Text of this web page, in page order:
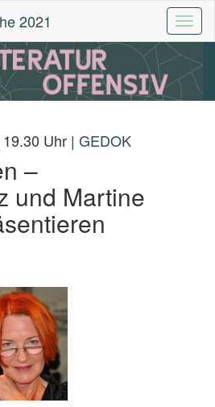
2021
Uhr | GEDOK
–
und Martine